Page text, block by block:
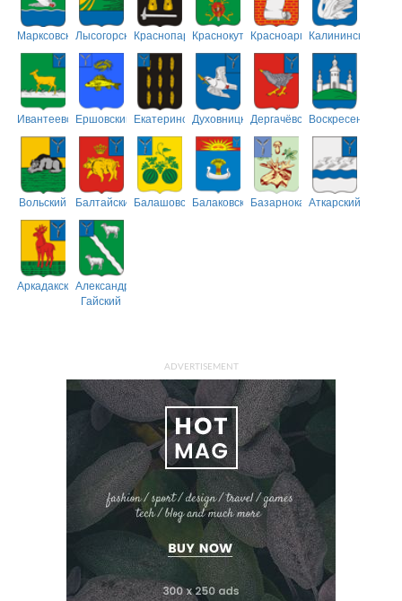
МарксовскийЛысогорскийКраснопартизанский
КраснокутскийКрасноармейский
Калининский
ИвантеевскийЕршовский ЕкатериновскийДуховницкийДергачёвскийВоскресенский
Вольский БалтайскийБалашовскийБалаковскийБазарнокарабулакский
Аткарский
АркадакскийАлександрово-
Гайский
ADVERTISEMENT